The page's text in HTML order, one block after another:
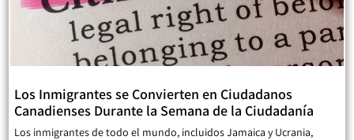
Los Inmigrantes se Convierten en Ciudadanos
Canadienses Durante la Semana de la Ciudadanía
Los inmigrantes de todo el mundo, incluidos Jamaica y Ucrania,